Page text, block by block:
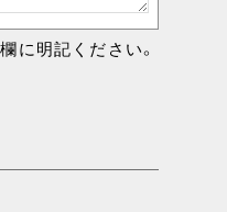
に明記ください。